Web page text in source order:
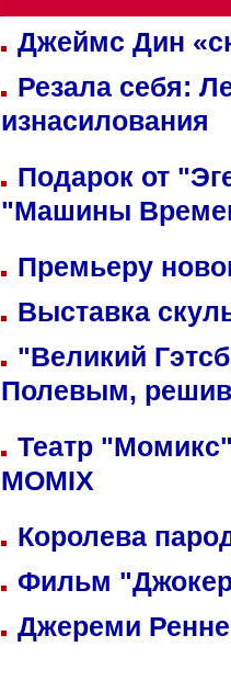
Джеймс Дин
Резала себя:
изнасилования
Подарок от
"Машины
Премьеру
Выставка
"Великий
Полевым,
Театр
MOMIX
Королева
Фильм
Джереми